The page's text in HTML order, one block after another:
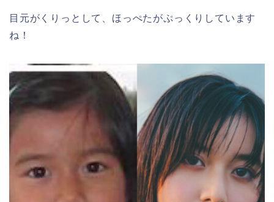
目元がくりっとして、ほっぺたがぷっくりしています
ね！